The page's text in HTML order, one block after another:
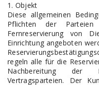
1. Objekt
Diese allgemeinen
Pflichten der
Fernreservierung von
Einrichtung angeboten
regeln alle für die
Nachbereitung der
Vertragsparteien. Der